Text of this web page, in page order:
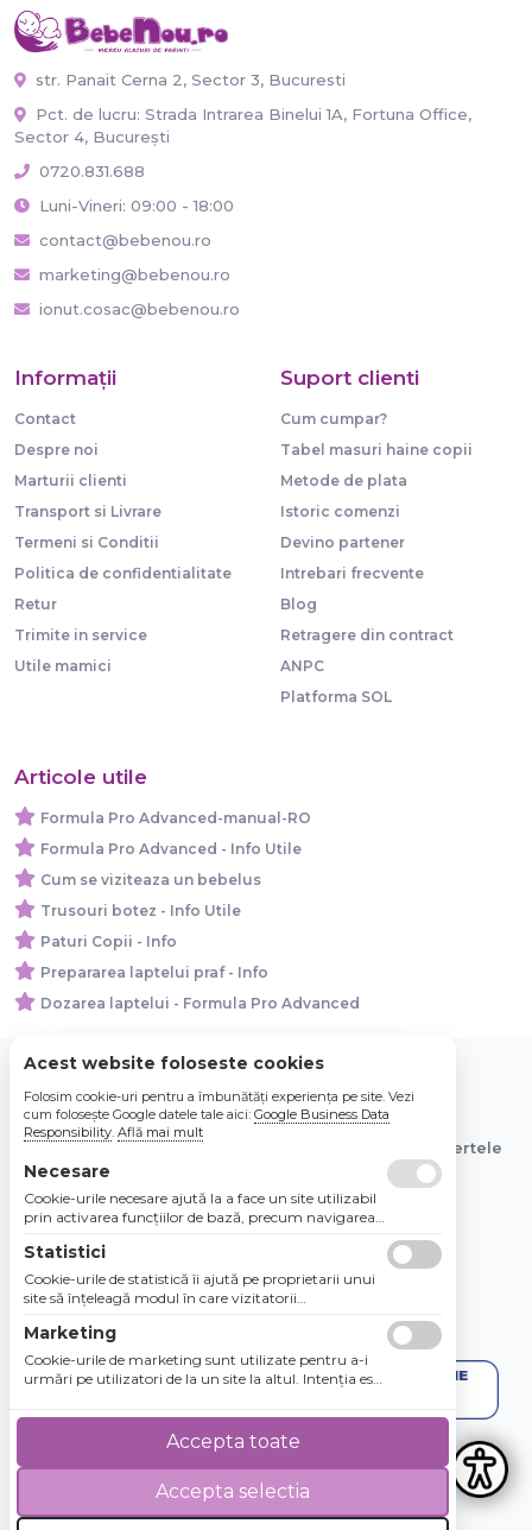
str. Panait Cerna 2, Sector 3, Bucuresti
Pct. de lucru: Strada Intrarea Binelui 1A, Fortuna Office,
Sector 4, București
0720.831.688
Luni-Vineri: 09:00 - 18:00
contact@bebenou.ro
marketing@bebenou.ro
ionut.cosac@bebenou.ro
Informaţii
Contact
Despre noi
Marturii clienti
Transport si Livrare
Termeni si Conditii
Politica de confidentialitate
Retur
Trimite in service
Utile mamici
Suport clienti
Cum cumpar?
Tabel masuri haine copii
Metode de plata
Istoric comenzi
Devino partener
Intrebari frecvente
Blog
Retragere din contract
ANPC
Platforma SOL
Articole utile
Formula Pro Advanced-manual-RO
Formula Pro Advanced - Info Utile
Cum se viziteaza un bebelus
Trusouri botez - Info Utile
Paturi Copii - Info
Prepararea laptelui praf - Info
Dozarea laptelui - Formula Pro Advanced
© 2026 Bebe Nou Online Store SRL
Toate preturile sunt exprimate in lei si includ tva. Ofertele
sunt valabile in limita stocului disponibil.
4.8 / 5 ★★★★★
Acest website foloseste cookies
Folosim cookie-uri pentru a îmbunătăți experiența pe site. Vezi
cum folosește Google datele tale aici: Google Business Data
Responsibility. Află mai mult
Necesare
Cookie-urile necesare ajută la a face un site utilizabil
prin activarea funcţiilor de bază, precum navigarea
Site-ul nu poate funcţiona corespunzător fără aceste
cookie-uri.
Statistici
Cookie-urile de statistică îi ajută pe proprietarii unui
site să înţeleagă modul în care vizitatorii
raportarea informaţiilor în mod anonim.
Marketing
Cookie-urile de marketing sunt utilizate pentru a-i
urmări pe utilizatori de la un site la altul. Intenţia este
utilizatorii individuali, aşadar ele sunt mai valoroase
pentru agenţiile de puiblicitate şi părţile terţe care se
Accepta selectia
Accepta toate